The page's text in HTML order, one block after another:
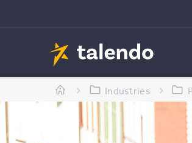
Industries